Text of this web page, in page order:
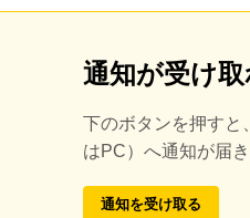
通知が受け
下のボタンを押すと、
はPC）へ通知が届
通知を受け取る